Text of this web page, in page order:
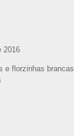
2016
e florzinhas brancas